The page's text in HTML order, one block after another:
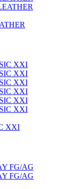
XXI